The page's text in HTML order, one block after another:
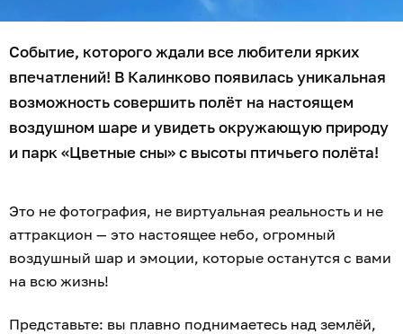
Событие, которого ждали все любители ярких
впечатлений! В Калинково появилась уникальная
возможность совершить полёт на настоящем
воздушном шаре и увидеть окружающую природу
и парк «Цветные сны» с высоты птичьего полёта!
Это не фотография, не виртуальная реальность и не
аттракцион — это настоящее небо, огромный
воздушный шар и эмоции, которые останутся с вами
на всю жизнь!
Представьте: вы плавно поднимаетесь над землёй,